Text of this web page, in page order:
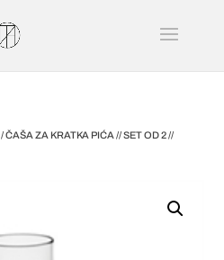
/ ČAŠA ZA KRATKA PIĆA // SET OD 2 //